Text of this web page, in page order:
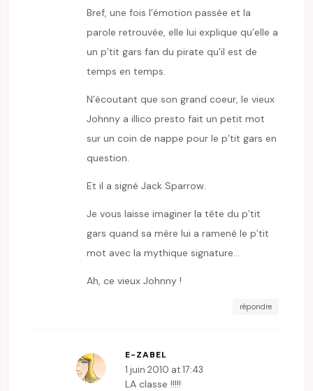
Bref, une fois l’émotion passée et la
parole retrouvée, elle lui explique qu’elle a
un p’tit gars fan du pirate qu’il est de
temps en temps.
N’écoutant que son grand coeur, le vieux
Johnny a illico presto fait un petit mot
sur un coin de nappe pour le p’tit gars en
question.
Et il a signé Jack Sparrow.
Je vous laisse imaginer la tête du p’tit
gars quand sa mère lui a ramené le p’tit
mot avec la mythique signature…
Ah, ce vieux Johnny !
répondre
E-ZABEL
1 juin 2010 at 17:43
LA classe !!!!!